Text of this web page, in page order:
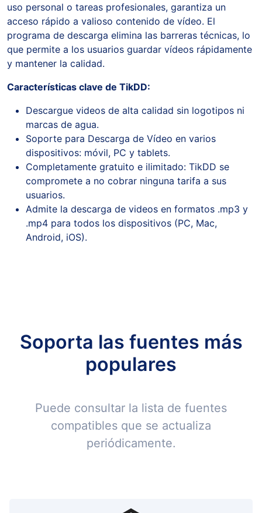
uso personal o tareas profesionales, garantiza un
acceso rápido a valioso contenido de vídeo. El
programa de descarga elimina las barreras técnicas, lo
que permite a los usuarios guardar vídeos rápidamente
y mantener la calidad.
Características clave de TikDD:
Descargue videos de alta calidad sin logotipos ni
marcas de agua.
Soporte para Descarga de Vídeo en varios
dispositivos: móvil, PC y tablets.
Completamente gratuito e ilimitado: TikDD se
compromete a no cobrar ninguna tarifa a sus
usuarios.
Admite la descarga de videos en formatos .mp3 y
.mp4 para todos los dispositivos (PC, Mac,
Android, iOS).
Soporta las fuentes más
populares
Puede consultar la lista de fuentes
compatibles que se actualiza
periódicamente.